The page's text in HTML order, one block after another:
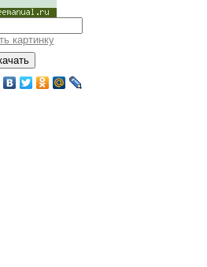
картинку